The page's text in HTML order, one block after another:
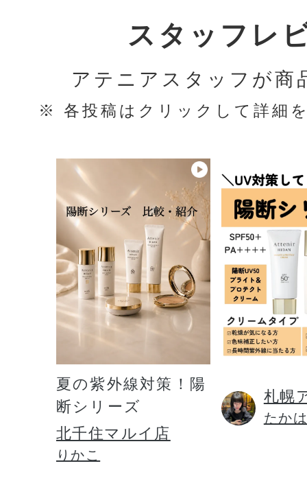
スタッフレ
アテニアスタッフが商
※ 各投稿はクリックして詳細
夏の紫外線対策！陽
断シリーズ
北千住マルイ店
りかこ
札幌
たか